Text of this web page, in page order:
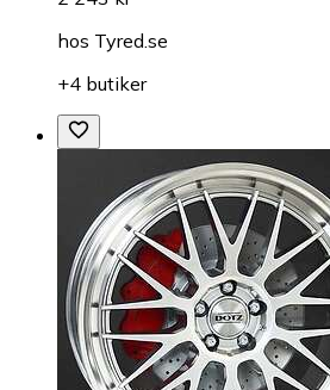
hos Tyred.se
+4 butiker